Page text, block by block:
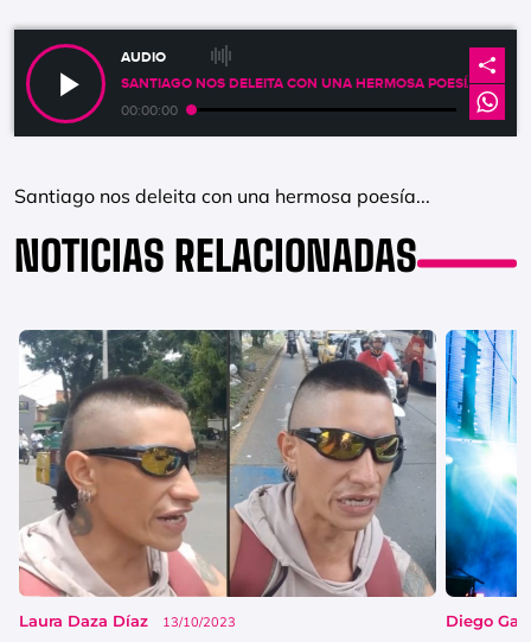
AUDIO
SANTIAGO NOS DELEITA CON UNA HERMOSA POESÍA...
00:00:00
Santiago nos deleita con una hermosa poesía...
NOTICIAS RELACIONADAS
Laura Daza Díaz 13/10/2023 Diego